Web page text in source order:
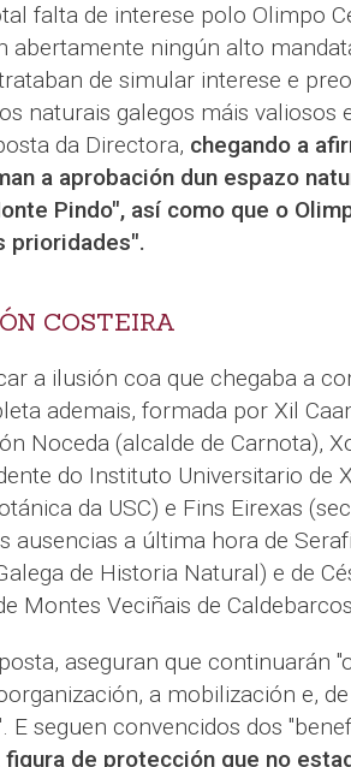
falta de interese polo Olimpo
abertamente ningún alto
de simular interese e
naturais galegos máis valiosos
da Directora, chegando a
a aprobación dun espazo
Pindo", así como que o
prioridades".
COSTEIRA
a ilusión coa que chegaba a
ademais, formada por Xil
Noceda (alcalde de Carnota),
do Instituto Universitario de
da USC) e Fins Eirexas
ausencias a última hora de
de Historia Natural) e de
Montes Veciñais de
aseguran que continuarán
a mobilización e,
E seguen convencidos dos
figura de protección que no